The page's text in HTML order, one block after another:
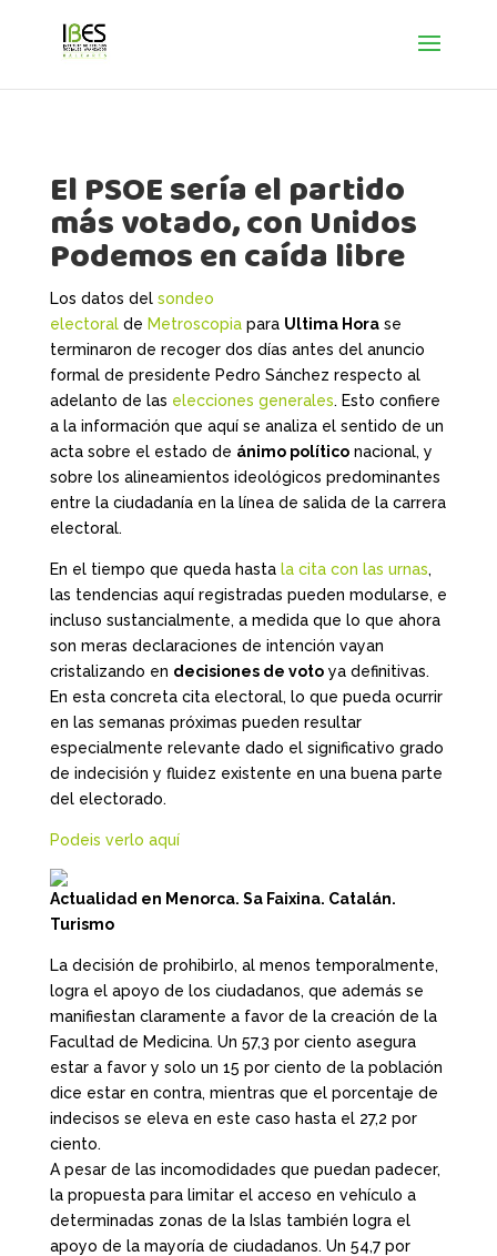
El PSOE sería el partido
más votado, con Unidos
Podemos en caída libre
Los datos del sondeo
electoral de Metroscopia para Ultima Hora se
terminaron de recoger dos días antes del anuncio
formal de presidente Pedro Sánchez respecto al
adelanto de las elecciones generales. Esto confiere
a la información que aquí se analiza el sentido de un
acta sobre el estado de ánimo político nacional, y
sobre los alineamientos ideológicos predominantes
entre la ciudadanía en la línea de salida de la carrera
electoral.
En el tiempo que queda hasta la cita con las urnas,
las tendencias aquí registradas pueden modularse, e
incluso sustancialmente, a medida que lo que ahora
son meras declaraciones de intención vayan
cristalizando en decisiones de voto ya definitivas.
En esta concreta cita electoral, lo que pueda ocurrir
en las semanas próximas pueden resultar
especialmente relevante dado el significativo grado
de indecisión y fluidez existente en una buena parte
del electorado.
Podeis verlo aquí
Actualidad en Menorca. Sa Faixina. Catalán.
Turismo
La decisión de prohibirlo, al menos temporalmente,
logra el apoyo de los ciudadanos, que además se
manifiestan claramente a favor de la creación de la
Facultad de Medicina. Un 57,3 por ciento asegura
estar a favor y solo un 15 por ciento de la población
dice estar en contra, mientras que el porcentaje de
indecisos se eleva en este caso hasta el 27,2 por
ciento.
A pesar de las incomodidades que puedan padecer,
la propuesta para limitar el acceso en vehículo a
determinadas zonas de la Islas también logra el
apoyo de la mayoría de ciudadanos. Un 54,7 por